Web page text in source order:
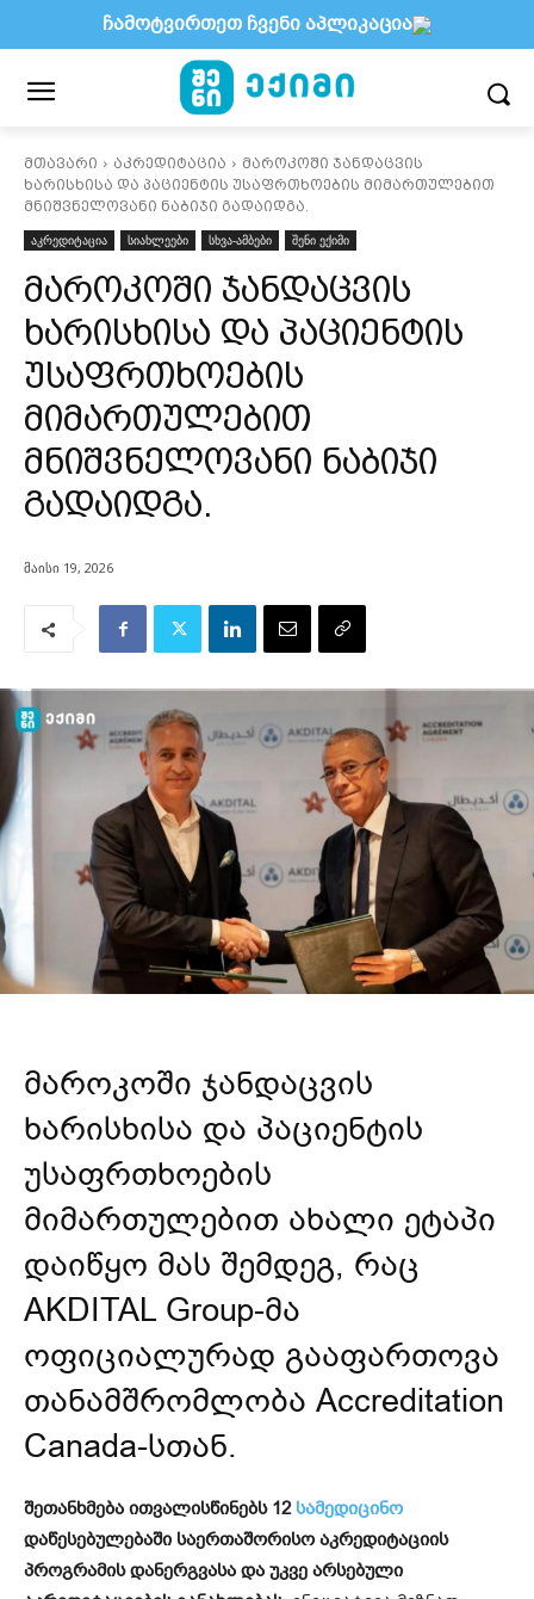
მთავარი აკრედიტაცია
მაროკოში ჯანდაცვის
ხარისხისა და პაციენტის უსაფრთხოების მიმართულებით
მნიშვნელოვანი ნაბიჯი გადაიდგა.
აკრედიტაცია
სიახლეები სხვა-ამბები შენი ექიმი
მაროკოში ჯანდაცვის
ხარისხისა და პაციენტის
უსაფრთხოების
მიმართულებით
მნიშვნელოვანი ნაბიჯი
გადაიდგა.
მაისი 19, 2026
მაროკოში ჯანდაცვის
ხარისხისა და პაციენტის
უსაფრთხოების
მიმართულებით ახალი ეტაპი
დაიწყო მას შემდეგ, რაც
AKDITAL Group-მა
ოფიციალურად გააფართოვა
თანამშრომლობა Accreditation
Canada-სთან.
შეთანხმება ითვალისწინებს 12სამედიცინო
დაწესებულებაში საერთაშორისო აკრედიტაციის
პროგრამის დანერგვასა და უკვე არსებული
ჩამოტვირთეთ ჩვენი აპლიკაცია